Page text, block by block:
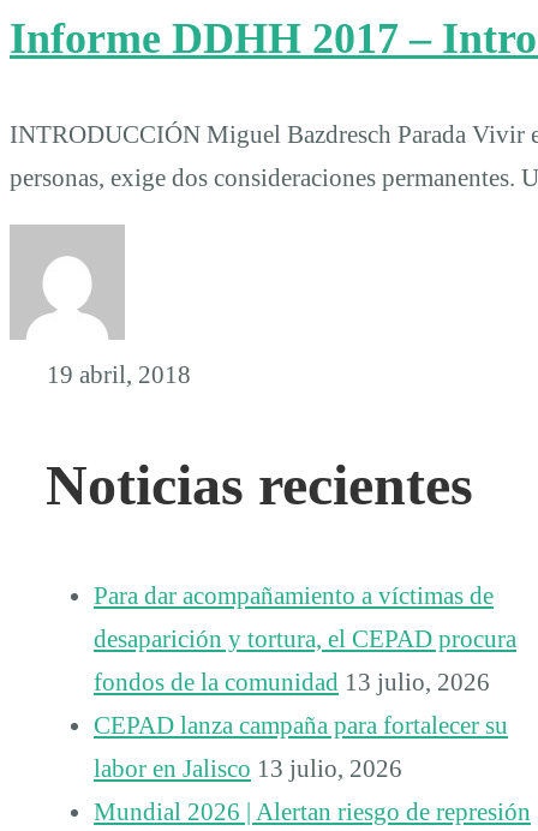
Informe DDHH 2017 –
INTRODUCCIÓN Miguel Bazdresch Parada Vivir
personas, exige dos consideraciones permanentes.
19 abril, 2018
Noticias recientes
Para dar acompañamiento a víctimas de
desaparición y tortura, el CEPAD procura
fondos de la comunidad 13 julio, 2026
CEPAD lanza campaña para fortalecer su
labor en Jalisco 13 julio, 2026
Mundial 2026 | Alertan riesgo de represión